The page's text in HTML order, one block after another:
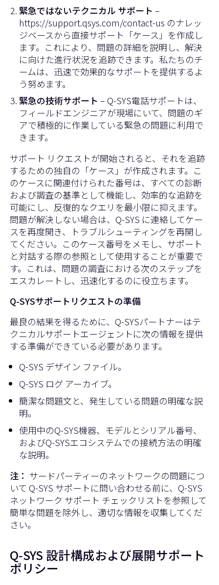
緊急ではないテクニカル サポート –
https://support.qsys.com/contact-us のナレッ
ジベースから直接サポート「ケース」を作成し
ます。これにより、問題の詳細を説明し、解決
に向けた進行状況を追跡できます。私たちのチ
ームは、迅速で効果的なサポートを提供するよ
う努めます。
緊急の技術サポート – Q-SYS電話サポートは、
フィールドエンジニアが現場にいて、問題のギ
アで積極的に作業している緊急の問題に利用で
きます。
サポート リクエストが開始されると、それを追跡
するための独自の「ケース」が作成されます。こ
のケースに関連付けられた番号は、すべての診断
および調査の基準として機能し、効率的な追跡を
可能にし、反復的なクエリを最小限に抑えます。
問題が解決しない場合は、Q-SYS に連絡してケー
スを再度開き、トラブルシューティングを再開し
てください。このケース番号をメモし、サポート
と対話する際の参照として使用することが重要で
す。これは、問題の調査における次のステップを
エスカレートし、迅速化するのに役立ちます。
Q-SYSサポートリクエストの準備
最良の結果を得るために、Q-SYSパートナーはテ
クニカルサポートエージェントに次の情報を提供
する準備ができている必要があります。
Q-SYS デザイン ファイル。
Q-SYS ログ アーカイブ。
簡潔な問題文と、発生している問題の明確な説
明。
使用中のQ-SYS機器、モデルとシリアル番号、
およびQ-SYSエコシステムでの接続方法の明確
な説明。
注： サードパーティーのネットワークの問題につ
いて Q-SYS サポートに問い合わせる前に、 Q-SYS
ネットワーク サポート チェックリストを参照して
簡単な問題を除外し、適切な情報を収集してくだ
さい。
Q‑SYS 設計構成および展開サポート
ポリシー